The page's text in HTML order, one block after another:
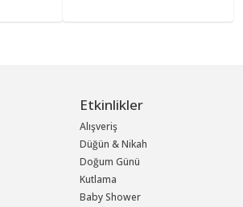
Etkinlikler
Alışveriş
Düğün & Nikah
Doğum Günü
Kutlama
Baby Shower